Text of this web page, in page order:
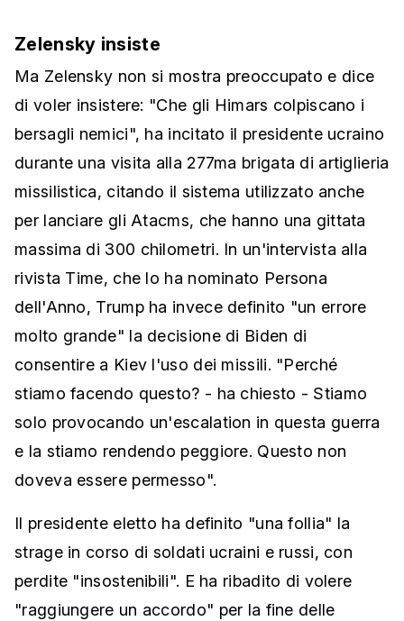
Zelensky insiste
Ma Zelensky non si mostra preoccupato e dice
di voler insistere: "Che gli Himars colpiscano i
bersagli nemici", ha incitato il presidente ucraino
durante una visita alla 277ma brigata di artiglieria
missilistica, citando il sistema utilizzato anche
per lanciare gli Atacms, che hanno una gittata
massima di 300 chilometri. In un'intervista alla
rivista Time, che lo ha nominato Persona
dell'Anno, Trump ha invece definito "un errore
molto grande" la decisione di Biden di
consentire a Kiev l'uso dei missili. "Perché
stiamo facendo questo? - ha chiesto - Stiamo
solo provocando un'escalation in questa guerra
e la stiamo rendendo peggiore. Questo non
doveva essere permesso".
Il presidente eletto ha definito "una follia" la
strage in corso di soldati ucraini e russi, con
perdite "insostenibili". E ha ribadito di volere
"raggiungere un accordo" per la fine delle